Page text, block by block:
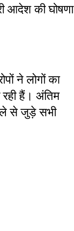
आदेश की घोषणा
ने लोगों का
हैं। अंतिम
से जुड़े सभी